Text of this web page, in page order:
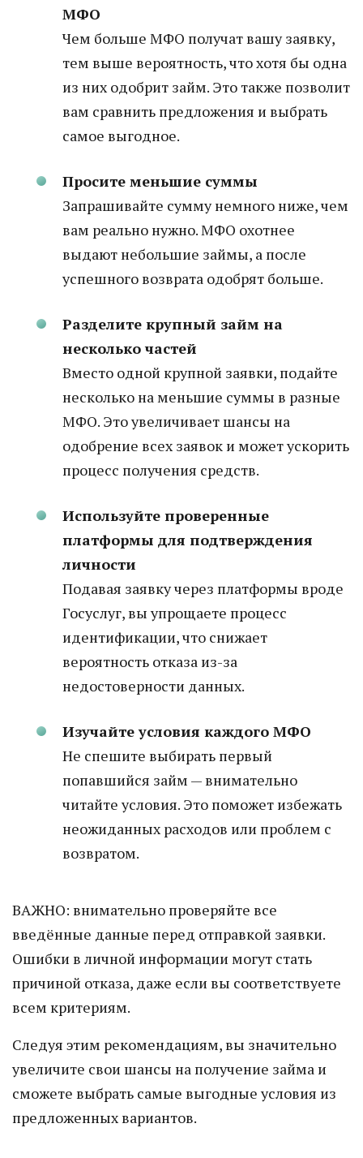
МФО
Чем больше МФО получат вашу заявку,
тем выше вероятность, что хотя бы одна
из них одобрит займ. Это также позволит
вам сравнить предложения и выбрать
самое выгодное.
Просите меньшие суммы
Запрашивайте сумму немного ниже, чем
вам реально нужно. МФО охотнее
выдают небольшие займы, а после
успешного возврата одобрят больше.
Разделите крупный займ на
несколько частей
Вместо одной крупной заявки, подайте
несколько на меньшие суммы в разные
МФО. Это увеличивает шансы на
одобрение всех заявок и может ускорить
процесс получения средств.
Используйте проверенные
платформы для подтверждения
личности
Подавая заявку через платформы вроде
Госуслуг, вы упрощаете процесс
идентификации, что снижает
вероятность отказа из-за
недостоверности данных.
Изучайте условия каждого МФО
Не спешите выбирать первый
попавшийся займ — внимательно
читайте условия. Это поможет избежать
неожиданных расходов или проблем с
возвратом.
ВАЖНО: внимательно проверяйте все
введённые данные перед отправкой заявки.
Ошибки в личной информации могут стать
причиной отказа, даже если вы соответствуете
всем критериям.
Следуя этим рекомендациям, вы значительно
увеличите свои шансы на получение займа и
сможете выбрать самые выгодные условия из
предложенных вариантов.